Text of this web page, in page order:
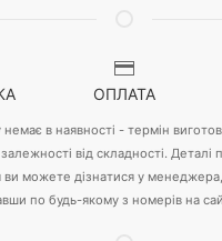
ОПЛАТА
в наявності - термін
від складності. Деталі
ви можете дізнатися у менеджера,
по будь-якому з номерів на